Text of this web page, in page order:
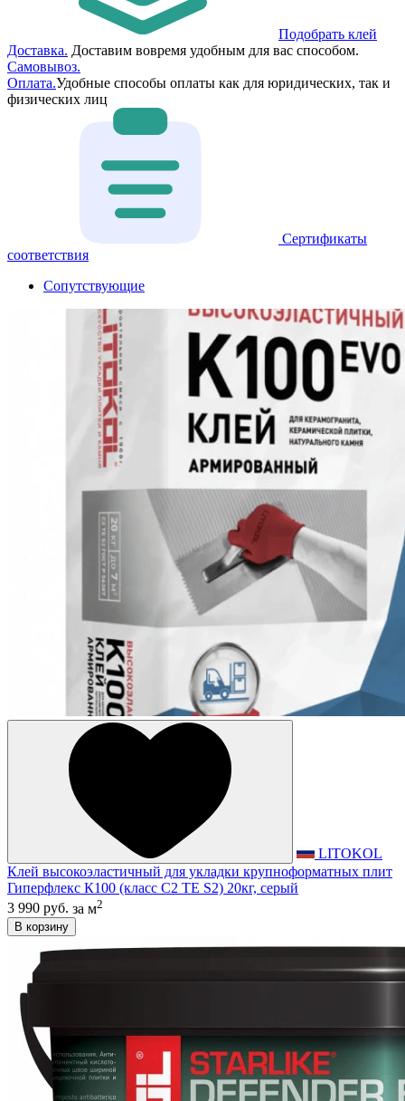
Подобрать клей
Доставка. Доставим вовремя удобным для вас способом.
Самовывоз.
Оплата.Удобные способы оплаты как для юридических, так и
физических лиц
Сертификаты
соответствия
Сопутствующие
LITOKOL
Клей высокоэластичный для укладки крупноформатных плит
Гиперфлекс К100 (класс С2 TЕ S2) 20кг, серый
3 990 руб. за м2
В корзину